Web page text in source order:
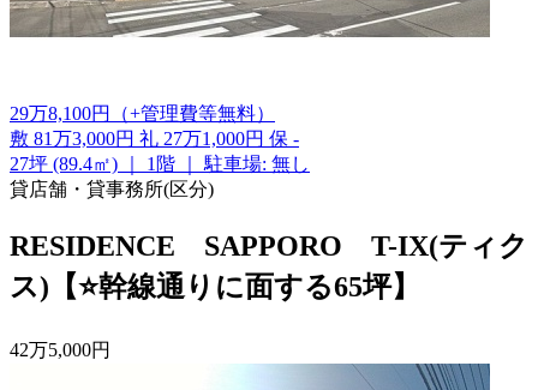
29万8,100円 （+管理費等無料）
敷 81万3,000円 礼 27万1,000円 保 -
27坪 (89.4㎡)
1階
駐車場: 無し
貸店舗・貸事務所(区分)
RESIDENCE SAPPORO T-IX(ティク
ス)【⭐幹線通りに面する65坪】
42万5,000円